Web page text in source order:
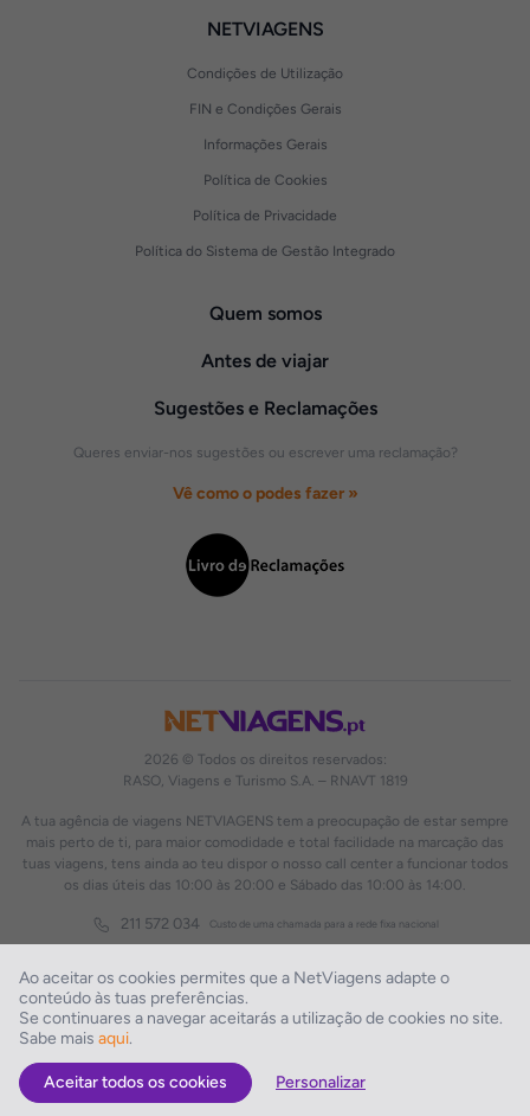
Ao aceitar os cookies permites que a NetViagens adapte o
conteúdo às tuas preferências.
Se continuares a navegar aceitarás a utilização de cookies no site.
Sabe mais aqui.
Aceitar todos os cookies Personalizar
2026 © Todos os direitos reservados:
RASO, Viagens e Turismo S.A. – RNAVT 1819
A tua agência de viagens NETVIAGENS tem a preocupação de estar sempre
mais perto de ti, para maior comodidade e total facilidade na marcação das
tuas viagens, tens ainda ao teu dispor o nosso call center a funcionar todos
os dias úteis das 10:00 às 20:00 e Sábado das 10:00 às 14:00.
211 572 034 Custo de uma chamada para a rede fixa nacional
NETVIAGENS
Condições de Utilização
FIN e Condições Gerais
Informações Gerais
Política de Cookies
Política de Privacidade
Política do Sistema de Gestão Integrado
Quem somos
Antes de viajar
Sugestões e Reclamações
Queres enviar-nos sugestões ou escrever uma reclamação?
Vê como o podes fazer »